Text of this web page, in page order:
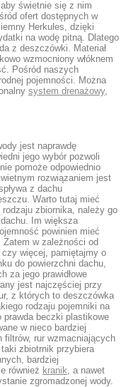
świetnie się z nim
ofert dostępnych w
Herkules, dzięki
na wodę pitną. Dlatego
z deszczówki. Materiał
wzmocniony włóknem
Pośród naszych
pojemności. Można
system drenażowy,
jest naprawdę
jego wybór pozwoli
pomoże odpowiednio
rozwiązaniem jest
z dachu
Warto tutaj mieć
zbiornika, należy go
Im większa
powinien mieć
Zatem w zależności od
więcej, pamiętajmy o
do powierzchni dachu,
za jego prawidłowe
jest najczęściej przy
z których to deszczówka
rodzaju pojemniki na
beczki plastikowe
w nieco bardziej
rur wzmacniających
zbiotrnik przybiera
bardziej
również kranik, a nawet
zgromadzonej wody.